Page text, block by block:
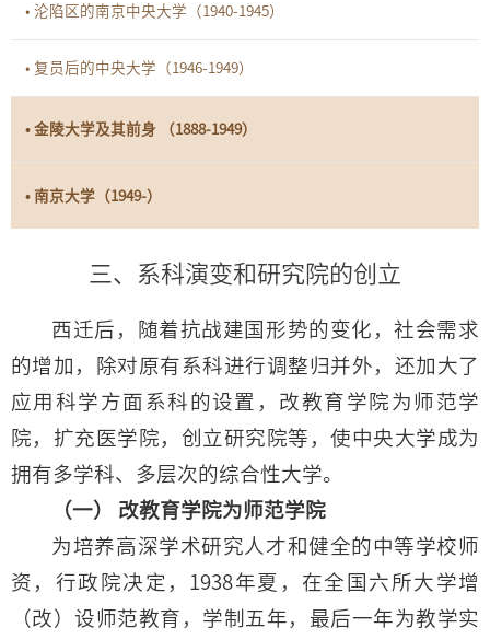
• 沦陷区的南京中央大学（1940-1945）
• 复员后的中央大学（1946-1949）
• 金陵大学及其前身 （1888-1949）
• 南京大学（1949-）
三、系科演变和研究院的创立
西迁后，随着抗战建国形势的变化，社会需求
的增加，除对原有系科进行调整归并外，还加大了
应用科学方面系科的设置，改教育学院为师范学
院，扩充医学院，创立研究院等，使中央大学成为
拥有多学科、多层次的综合性大学。
（一） 改教育学院为师范学院
为培养高深学术研究人才和健全的中等学校师
资，行政院决定，1938年夏，在全国六所大学增
（改）设师范教育，学制五年，最后一年为教学实